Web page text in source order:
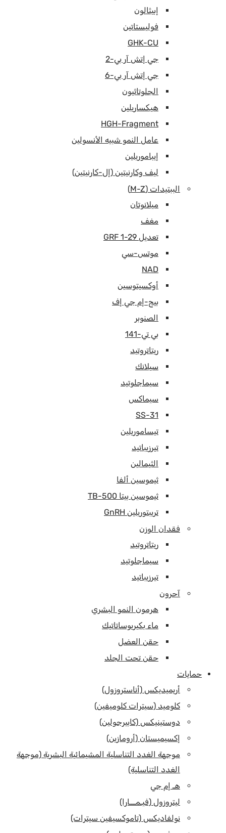
إبيثالون
فوليستاتين
GHK-CU
جي إتش آر بي-2
جي إتش آر بي-6
الجلوتاثيون
هيكساريلين
HGH-Fragment
عامل النمو شبيه الأنسولين
إيباموريلين
ليف وكارنيتين (إل-كارنيتين)
الببتيدات (M-Z)
ميلانوتان
مغف
تعديل GRF 1-29
موتس-سي
NAD
أوكسيتوسين
بيج-إم جي إف
الصنوبر
بي تي-141
ريتاتروتيد
سيلانك
سيماجلوتيد
سيماكس
SS-31
تيساموريلين
تيرزيباتيد
الثيمالين
ثيموسين ألفا
ثيموسين بيتا TB-500
تريبتوريلين GnRH
فقدان الوزن
ريتاتروتيد
سيماجلوتيد
تيرزيباتيد
آحرون
هرمون النمو البشري
ماء بكيريوساتاتيك
حقن العضل
حقن تحت الجلد
حمايات
أريميديكس (أناستروزول)
كلوميد (سيترات كلوميفين)
دوستينيكس (كابيرجولين)
إكسيميستان (أرومازين)
موجهة الغدد التناسلية المشيمائية البشرية (موجهة
الغدد التناسلية)
هـ إم جي
ليتروزول (فيـمـــارا)
نولفاديكس (تاموكسيفين سيترات)